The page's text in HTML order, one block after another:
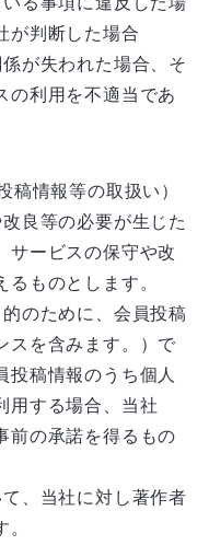
が判断した場合
が失われた場合、そ
の利用を不適当であ
稿情報等の取扱い）
良等の必要が生じた
サービスの保守や改
ものとします。
のために、会員投稿
スを含みます。）で
投稿情報のうち個人
用する場合、当社
前の承諾を得るもの
、当社に対し著作者